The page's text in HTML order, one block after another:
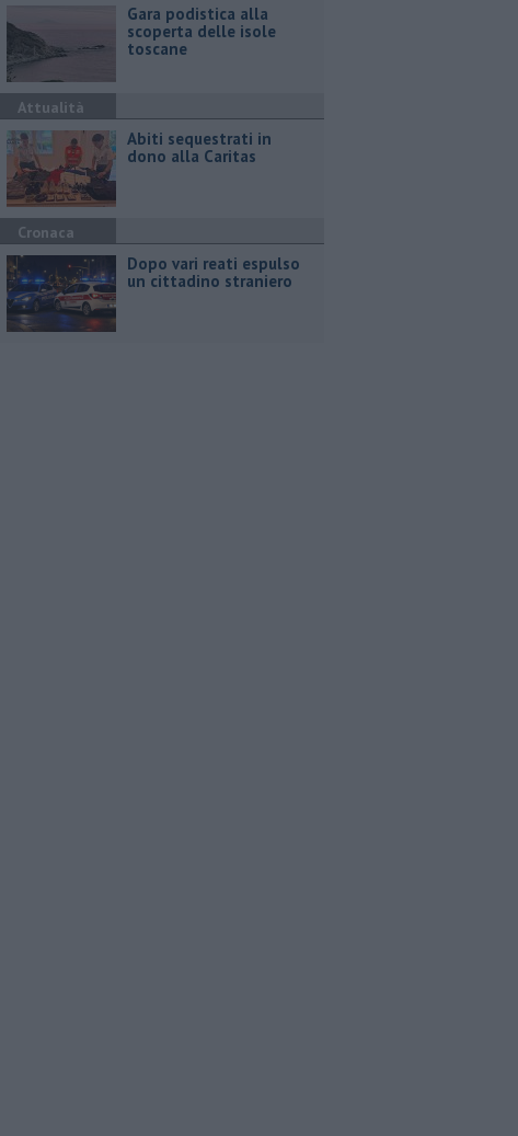
Gara podistica alla
scoperta delle isole
toscane
Attualità
Abiti sequestrati in
dono alla Caritas
Cronaca
Dopo vari reati espulso
un cittadino straniero